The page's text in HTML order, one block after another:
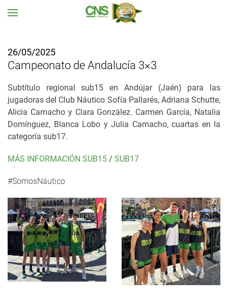
26/05/2025
Campeonato de Andalucía 3×3
Subtítulo regional sub15 en Andújar (Jaén) para las
jugadoras del Club Náutico Sofía Pallarés, Adriana Schutte,
Alicia Camacho y Clara González. Carmen García, Natalia
Domínguez, Blanca Lobo y Julia Camacho, cuartas en la
categoría sub17.
MÁS INFORMACIÓN SUB15 / SUB17
#SomosNáutico